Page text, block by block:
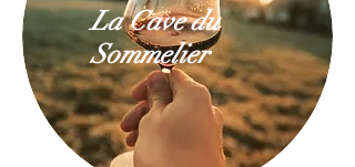
La Cave du
Sommelier